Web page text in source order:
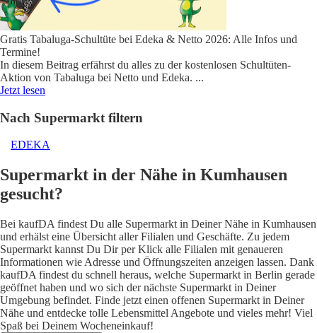
Gratis Tabaluga-Schultüte bei Edeka & Netto 2026: Alle Infos und
Termine!
In diesem Beitrag erfährst du alles zu der kostenlosen Schultüten-
Aktion von Tabaluga bei Netto und Edeka. ...
Jetzt lesen
Nach Supermarkt filtern
EDEKA
Supermarkt in der Nähe in Kumhausen
gesucht?
Bei kaufDA findest Du alle Supermarkt in Deiner Nähe in Kumhausen
und erhälst eine Übersicht aller Filialen und Geschäfte. Zu jedem
Supermarkt kannst Du Dir per Klick alle Filialen mit genaueren
Informationen wie Adresse und Öffnungszeiten anzeigen lassen. Dank
kaufDA findest du schnell heraus, welche Supermarkt in Berlin gerade
geöffnet haben und wo sich der nächste Supermarkt in Deiner
Umgebung befindet. Finde jetzt einen offenen Supermarkt in Deiner
Nähe und entdecke tolle Lebensmittel Angebote und vieles mehr! Viel
Spaß bei Deinem Wocheneinkauf!